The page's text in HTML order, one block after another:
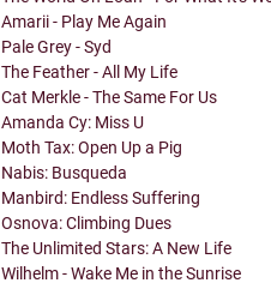
Amarii - Play Me Again
Pale Grey - Syd
The Feather - All My Life
Cat Merkle - The Same For Us
Amanda Cy: Miss U
Moth Tax: Open Up a Pig
Nabis: Busqueda
Manbird: Endless Suffering
Osnova: Climbing Dues
The Unlimited Stars: A New Life
Wilhelm - Wake Me in the Sunrise